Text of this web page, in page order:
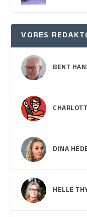
VORES
BENT
DINA
HELLE